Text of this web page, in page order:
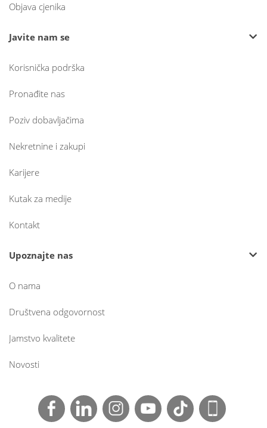
Objava cjenika
Javite nam se
Korisnička podrška
Pronađite nas
Poziv dobavljačima
Nekretnine i zakupi
Karijere
Kutak za medije
Kontakt
Upoznajte nas
O nama
Društvena odgovornost
Jamstvo kvalitete
Novosti